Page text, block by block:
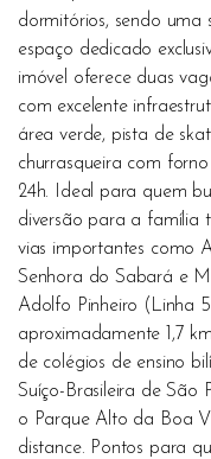
dormitórios, sendo
espaço dedicado
imóvel oferece duas
com excelente
área verde, pista de
churrasqueira com
24h. Ideal para quem
diversão para a família
vias importantes como
Senhora do Sabará e
Adolfo Pinheiro (Linha
aproximadamente 1,7
de colégios de ensino
Suíço-Brasileira de São
o Parque Alto da Boa
distance. Pontos para